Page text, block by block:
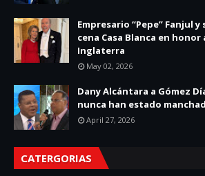
Empresario “Pepe” Fanjul
cena Casa Blanca en honor
Inglaterra
May 02, 2026
Dany Alcántara a Gómez
nunca han estado
April 27, 2026
CATERGORIAS